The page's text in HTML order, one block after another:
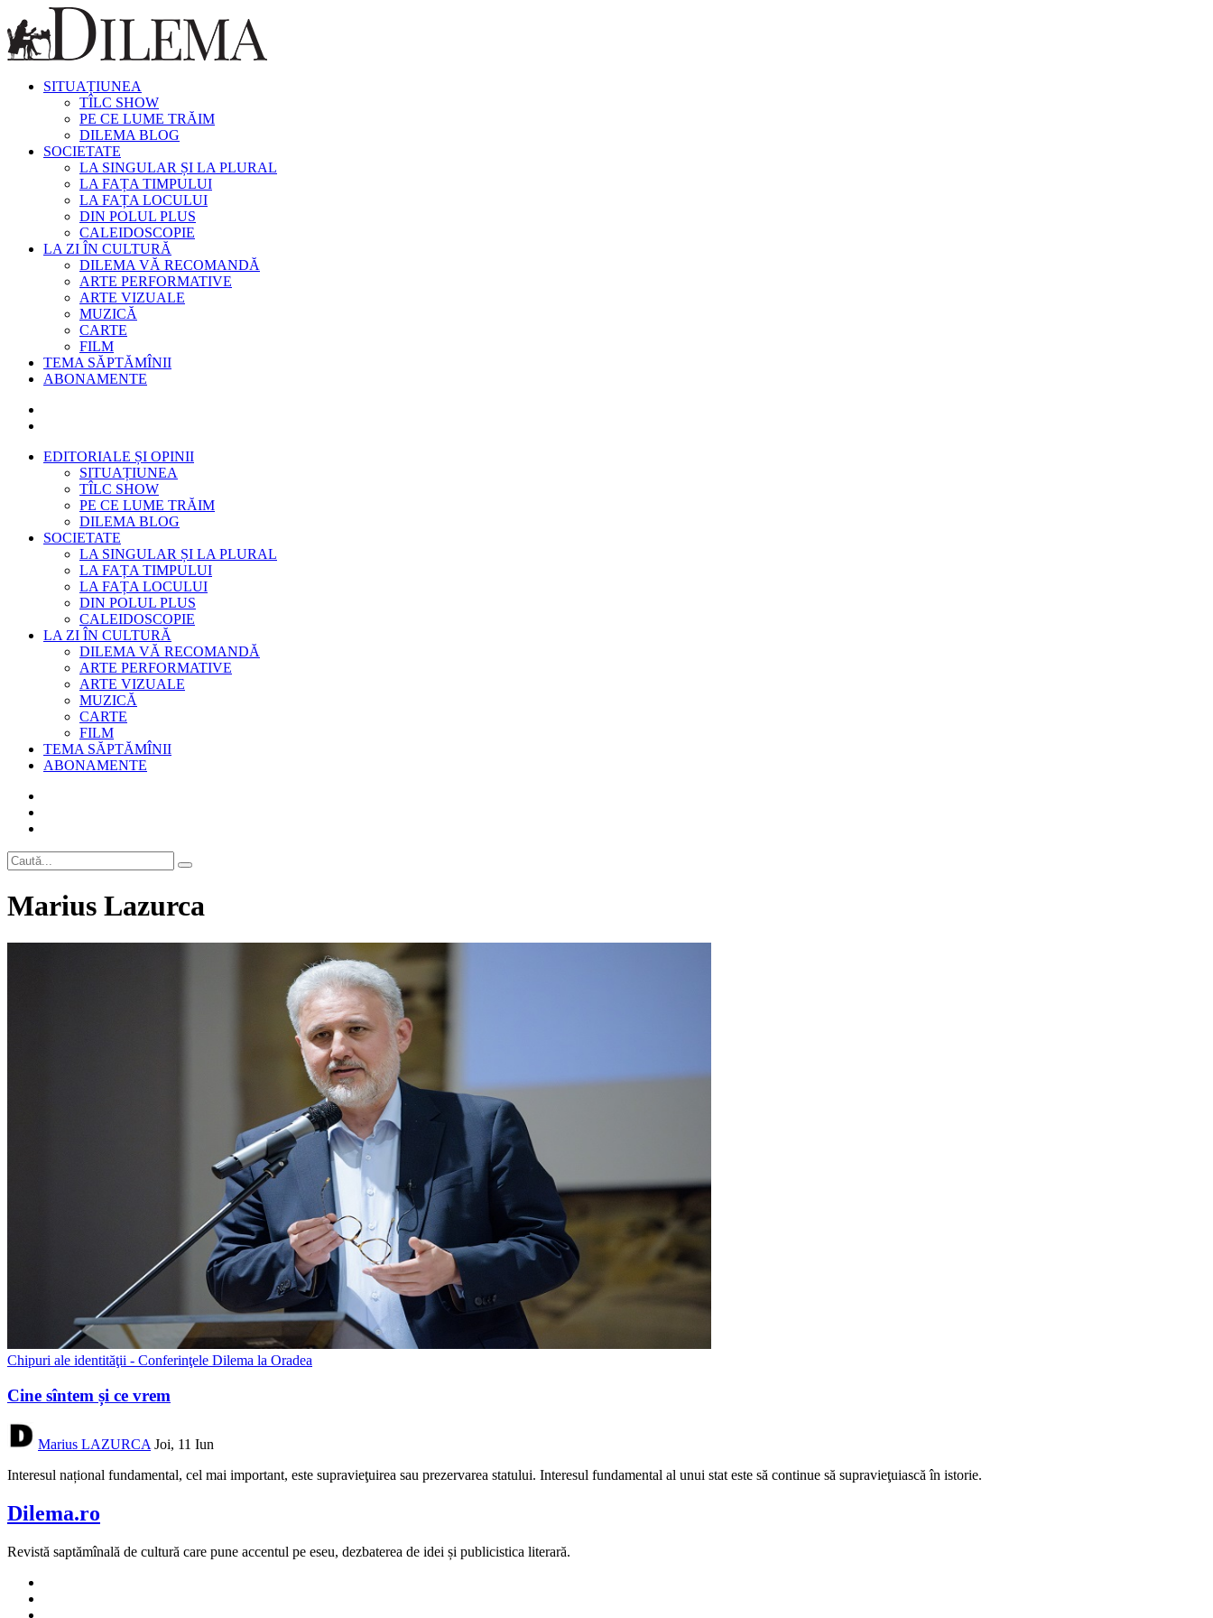
SITUAȚIUNEA
TÎLC SHOW
PE CE LUME TRĂIM
DILEMA BLOG
SOCIETATE
LA SINGULAR ȘI LA PLURAL
LA FAȚA TIMPULUI
LA FAȚA LOCULUI
DIN POLUL PLUS
CALEIDOSCOPIE
LA ZI ÎN CULTURĂ
DILEMA VĂ RECOMANDĂ
ARTE PERFORMATIVE
ARTE VIZUALE
MUZICĂ
CARTE
FILM
TEMA SĂPTĂMÎNII
ABONAMENTE
EDITORIALE ȘI OPINII
SITUAȚIUNEA
TÎLC SHOW
PE CE LUME TRĂIM
DILEMA BLOG
SOCIETATE
LA SINGULAR ȘI LA PLURAL
LA FAȚA TIMPULUI
LA FAȚA LOCULUI
DIN POLUL PLUS
CALEIDOSCOPIE
LA ZI ÎN CULTURĂ
DILEMA VĂ RECOMANDĂ
ARTE PERFORMATIVE
ARTE VIZUALE
MUZICĂ
CARTE
FILM
TEMA SĂPTĂMÎNII
ABONAMENTE
Marius Lazurca
Chipuri ale identităţii - Conferinţele Dilema la Oradea
Cine sîntem și ce vrem
Marius LAZURCA Joi, 11 Iun
Interesul național fundamental, cel mai important, este supravieţuirea sau prezervarea statului. Interesul fundamental al unui stat este să continue să supravieţuiască în istorie.
Dilema.ro
Revistă saptămînală de cultură care pune accentul pe eseu, dezbaterea de idei și publicistica literară.